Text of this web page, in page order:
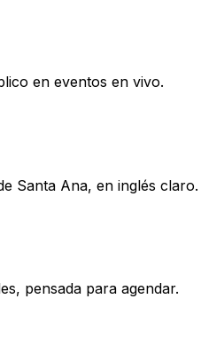
en eventos en vivo.
Santa Ana, en inglés claro.
pensada para agendar.